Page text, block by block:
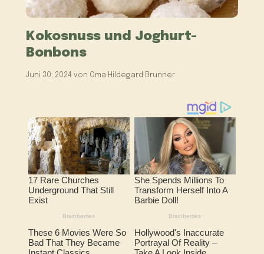
Kokosnuss und Joghurt-
Bonbons
Juni 30, 2024 von Oma Hildegard Brunner